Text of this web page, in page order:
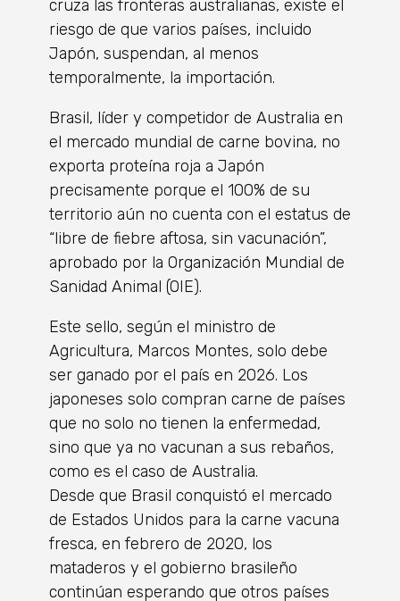
cruza las fronteras australianas, existe el
riesgo de que varios países, incluido
Japón, suspendan, al menos
temporalmente, la importación.
Brasil, líder y competidor de Australia en
el mercado mundial de carne bovina, no
exporta proteína roja a Japón
precisamente porque el 100% de su
territorio aún no cuenta con el estatus de
“libre de fiebre aftosa, sin vacunación”,
aprobado por la Organización Mundial de
Sanidad Animal (OIE).
Este sello, según el ministro de
Agricultura, Marcos Montes, solo debe
ser ganado por el país en 2026. Los
japoneses solo compran carne de países
que no solo no tienen la enfermedad,
sino que ya no vacunan a sus rebaños,
como es el caso de Australia.
Desde que Brasil conquistó el mercado
de Estados Unidos para la carne vacuna
fresca, en febrero de 2020, los
mataderos y el gobierno brasileño
continúan esperando que otros países